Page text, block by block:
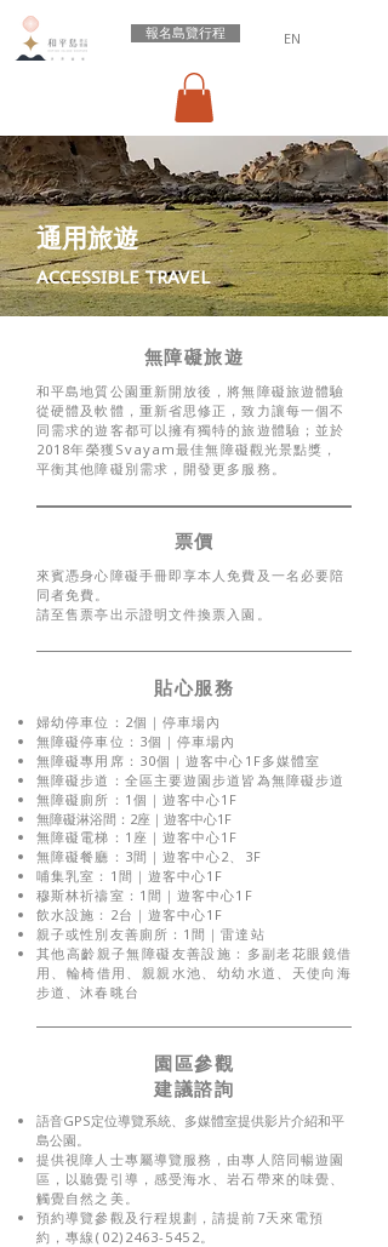
報名島覽行程 EN
通用旅遊
ACCESSIBLE TRAVEL
無障礙旅遊
和平島地質公園重新開放後，將無障礙旅遊體驗
從硬體及軟體，重新省思修正，致力讓每一個不
同需求的遊客都可以擁有獨特的旅遊體驗；並於
2018年榮獲Svayam最佳無障礙觀光景點獎，
平衡其他障礙別需求，開發更多服務。
​票價
來賓憑身心障礙手冊即享本人免費及一名必要陪
同者免費。​
請至售票亭出示證明文件換票入園。
​貼心服務
婦幼停車位：2個｜停車場內
無障礙停車位：3個｜停車場內
無障礙專用席：30個｜遊客中心1F多媒體室
無障礙步道：全區主要遊園步道皆為無障礙步道
無障礙廁所：1個｜遊客中心1F
無障礙淋浴間：2座｜遊客中心1F
無障礙電梯：1座｜遊客中心1F
無障礙餐廳：3間｜遊客中心2、3F
哺集乳室：1間｜遊客中心1F
穆斯林祈禱室：1間｜遊客中心1F
飲水設施：2台｜遊客中心1F
親子或性別友善廁所：1間｜雷達站
其他高齡親子無障礙友善設施： 多副老花眼鏡借
用、輪椅借用、親親水池、 幼幼水道、天使向海
步道、沐春晀台
園區參觀
​建議諮詢
語音GPS定位導覽系統、多媒體室提供影片介紹和平
島公園。
提供視障人士專屬導覽服務，由專人陪同暢遊園
區，以聽覺引導，感受海水、岩石帶來的味覺、
觸覺自然之美。
預約導覽參觀及行程規劃，請提前7天來電預
約，專線(02)2463-5452。